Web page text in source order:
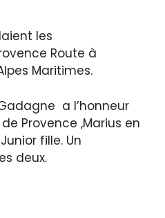
les
Route à
Maritimes.
a l’honneur
Provence ,Marius en
fille. Un
deux.